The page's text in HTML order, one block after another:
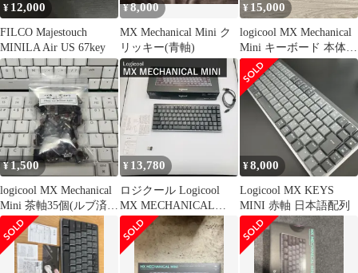
¥ 12,000
FILCO Majestouch
MINILA Air US 67key
¥8,000
MX Mechanical Mini ク
リッキー(青軸)
¥ 15,000
logicool MX Mechanical
Mini キーボード 本体
(赤軸)
¥1,500
logicool MX Mechanical
Mini 茶軸35個(ルブ済
み)
¥ 13,780
ロジクール Logicool
MX MECHANICAL
MINI KX850CL グラフ
ァイト 赤軸リニア ワイ
ヤレス メカニカルキー
ボード テンキーレス 静
¥8,000
Logicool MX KEYS
MINI 赤軸 日本語配列